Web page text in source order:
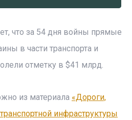
что за 54 дня войны прямые
в части транспорта и
отметку в $41 млрд.
из материала «Дороги,
инфраструктуры